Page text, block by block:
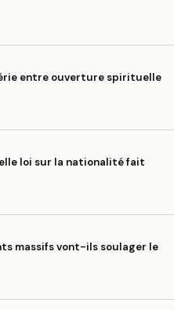
entre ouverture spirituelle
loi sur la nationalité fait
massifs vont-ils soulager le